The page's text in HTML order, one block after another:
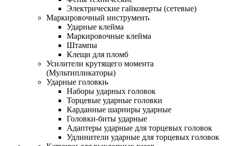
Электрические гайковерты (сетевые)
Маркировочный инструмент
Ударные клейма
Маркировочные клейма
Штампы
Клещи для пломб
Усилители крутящего момента
(Мультипликаторы)
Ударные головки
Наборы ударных головок
Торцевые ударные головки
Карданные шарниры ударные
Головки-биты ударные
Адаптеры ударные для торцевых головок
Удлинители ударные для торцевых головок